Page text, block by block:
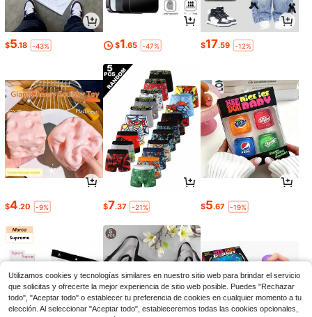
$5.18 -43% $1.65 -47% $17.59 -12%
$4.20 -9% $7.37 -21% $5.67 -19%
Utilizamos cookies y tecnologías similares en nuestro sitio web para brindar el servicio
que solicitas y ofrecerte la mejor experiencia de sitio web posible. Puedes "Rechazar
todo", "Aceptar todo" o establecer tu preferencia de cookies en cualquier momento a tu
elección. Al seleccionar "Aceptar todo", estableceremos todas las cookies opcionales,